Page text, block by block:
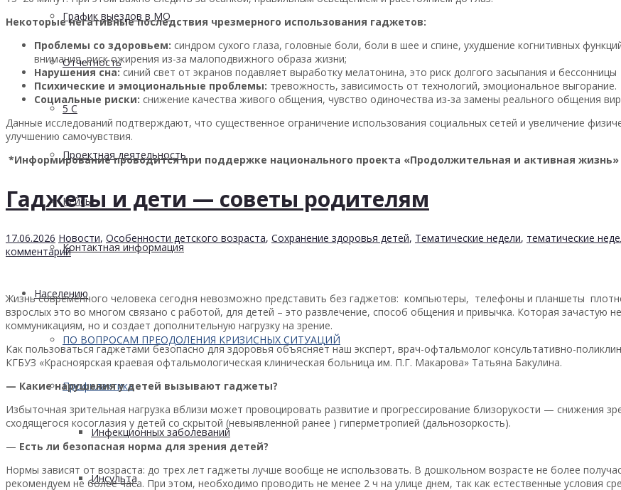
График выездов в МО
Отчетность
5 С
Проектная деятельность
Кейсы
Контактная информация
Населению
ПО ВОПРОСАМ ПРЕОДОЛЕНИЯ КРИЗИСНЫХ СИТУАЦИЙ
Профилактика
Инфекционных заболеваний
Инсульта
Некоторые негативные последствия чрезмерного использования гаджетов:
Проблемы со здоровьем: синдром сухого глаза, головные боли, боли в шее и спине, ухудшение когнитивных
внимания, риск ожирения из-за малоподвижного образа жизни;
Нарушения сна:синий свет от экранов подавляет выработку мелатонина, это риск долгого засыпания и бессонницы
Психические и эмоциональные проблемы: тревожность, зависимость от технологий, эмоциональное выгорание.
Социальные риски: снижение качества живого общения, чувство одиночества из-за замены реального общения
Данные исследований подтверждают, что существенное ограничение использования социальных сетей и увеличение
улучшению самочувствия.
*Информирование проводится при поддержке национального проекта «Продолжительная и активная жизнь»
Гаджеты и дети — советы родителям
17.06.2026 Новости, Особенности детского возраста, Сохранение здоровья детей, Тематические недели, тематические
комментарий
Жизнь современного человека сегодня невозможно представить без гаджетов: компьютеры, телефоны и планшеты
взрослых это во многом связано с работой, для детей – это развлечение, способ общения и привычка. Которая зачастую
коммуникациям, но и создает дополнительную нагрузку на зрение.
Как пользоваться гаджетами безопасно для здоровья объясняет наш эксперт, врач-офтальмолог консультативно-
КГБУЗ «Красноярская краевая офтальмологическая клиническая больница им. П.Г. Макарова» Татьяна Бакулина.
— Какие нарушения у детей вызывают гаджеты?
Избыточная зрительная нагрузка вблизи может провоцировать развитие и прогрессирование близорукости — снижения
сходящегося косоглазия у детей со скрытой (невыявленной ранее ) гиперметропией (дальнозоркость).
— Есть ли безопасная норма для зрения детей?
Нормы зависят от возраста: до трех лет гаджеты лучше вообще не использовать. В дошкольном возрасте не более
рекомендуем не более часа. При этом, необходимо проводить не менее 2 ч на улице днем, так как естественные условия